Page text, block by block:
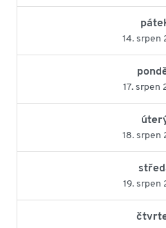
14. srpen
17. srpen
18. srpen
19. srpen